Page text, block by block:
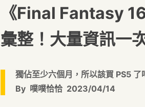
《Final Fantasy
彙整！大量資訊一
獨佔至少六個月，所以該買 PS5 了
By 噗噗恰恰 2023/04/14